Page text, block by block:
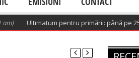
pentru primării: până pe 25